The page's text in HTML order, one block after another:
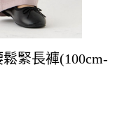
緊長褲(100cm-